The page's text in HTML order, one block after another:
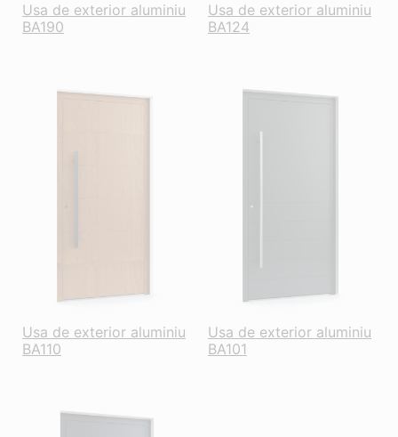
Usa de exterior aluminiu
BA190
Usa de exterior aluminiu
BA124
Usa de exterior aluminiu
BA110
Usa de exterior aluminiu
BA101